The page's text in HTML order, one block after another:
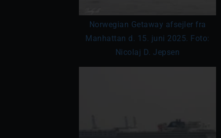
Norwegian Getaway afsejler fra
Manhattan d. 15. juni 2025. Foto:
Nicolaj D. Jepsen